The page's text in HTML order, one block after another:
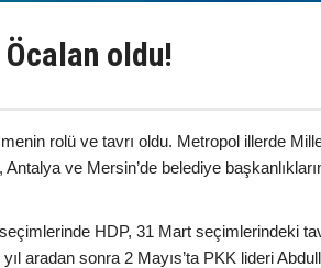
oldu!
rolü ve tavrı oldu. Metropol illerde
ve Mersin’de belediye
HDP, 31 Mart seçimlerindeki
aradan sonra 2 Mayıs’ta PKK lideri